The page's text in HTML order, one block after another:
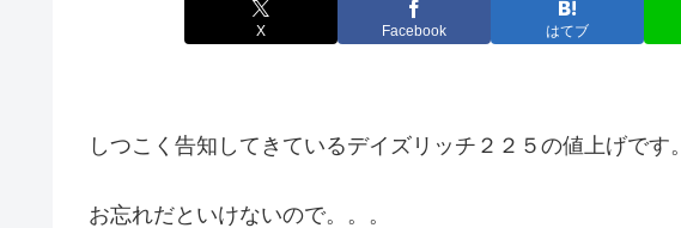
X Facebook はてブ
しつこく告知してきているデイズリッチ２２５の値上げです。
お忘れだといけないので。。。